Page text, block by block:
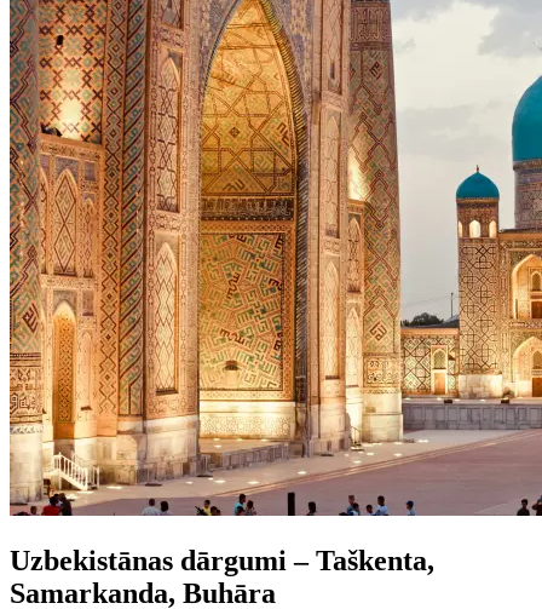
Uzbekistānas dārgumi – Taškenta,
Samarkanda, Buhāra